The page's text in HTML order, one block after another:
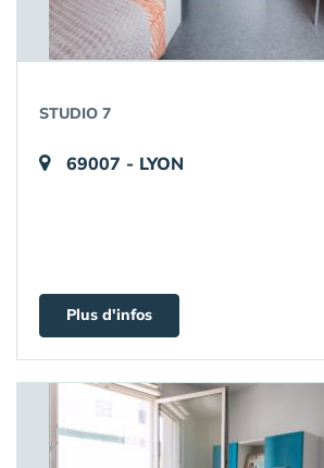
STUDIO 7
69007 - LYON
Plus d'infos